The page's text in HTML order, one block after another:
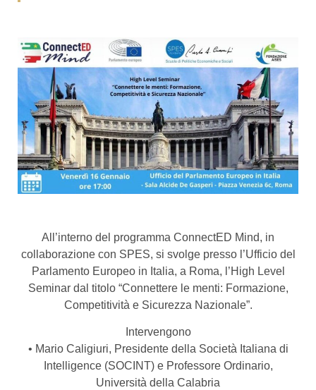
All’interno del programma ConnectED Mind, in
collaborazione con SPES, si svolge presso l’Ufficio del
Parlamento Europeo in Italia, a Roma, l’High Level
Seminar dal titolo “Connettere le menti: Formazione,
Competitività e Sicurezza Nazionale”.
Intervengono
• Mario Caligiuri, Presidente della Società Italiana di
Intelligence (SOCINT) e Professore Ordinario,
Università della Calabria